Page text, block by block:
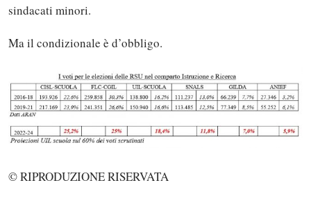
sindacati minori.
Ma il condizionale è d’obbligo.
© RIPRODUZIONE RISERVATA